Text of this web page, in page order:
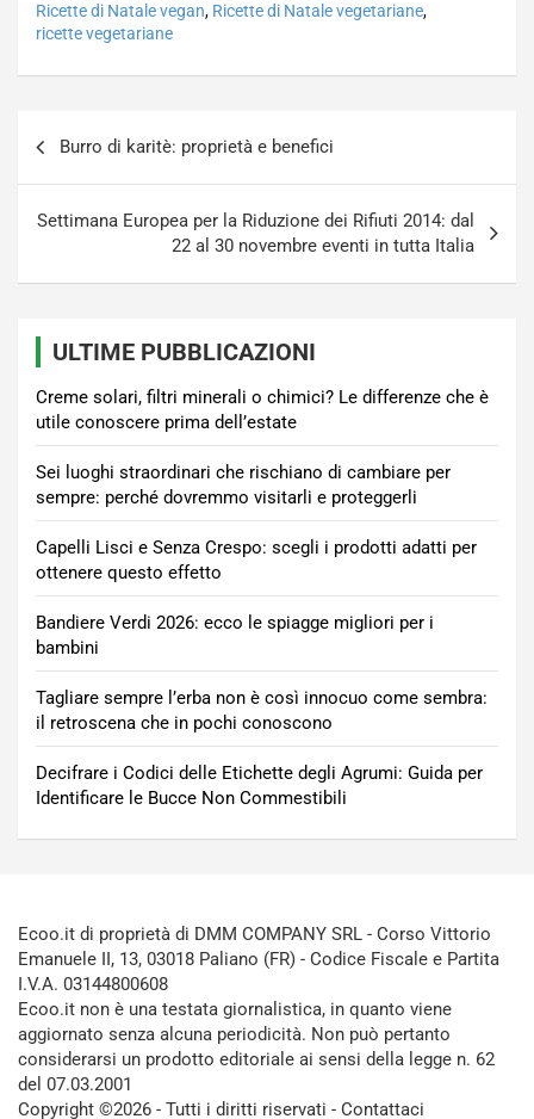
Ricette di Natale vegan, Ricette di Natale vegetariane,
ricette vegetariane
Burro di karitè: proprietà e benefici
Settimana Europea per la Riduzione dei Rifiuti 2014: dal
22 al 30 novembre eventi in tutta Italia
ULTIME PUBBLICAZIONI
Creme solari, filtri minerali o chimici? Le differenze che è
utile conoscere prima dell’estate
Sei luoghi straordinari che rischiano di cambiare per
sempre: perché dovremmo visitarli e proteggerli
Capelli Lisci e Senza Crespo: scegli i prodotti adatti per
ottenere questo effetto
Bandiere Verdi 2026: ecco le spiagge migliori per i
bambini
Tagliare sempre l’erba non è così innocuo come sembra:
il retroscena che in pochi conoscono
Decifrare i Codici delle Etichette degli Agrumi: Guida per
Identificare le Bucce Non Commestibili
Ecoo.it di proprietà di DMM COMPANY SRL - Corso Vittorio
Emanuele II, 13, 03018 Paliano (FR) - Codice Fiscale e Partita
I.V.A. 03144800608
Ecoo.it non è una testata giornalistica, in quanto viene
aggiornato senza alcuna periodicità. Non può pertanto
considerarsi un prodotto editoriale ai sensi della legge n. 62
del 07.03.2001
Copyright ©2026 - Tutti i diritti riservati - Contattaci